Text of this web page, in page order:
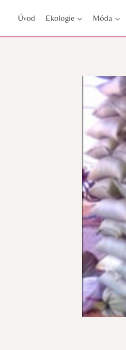
Úvod Ekologie Móda